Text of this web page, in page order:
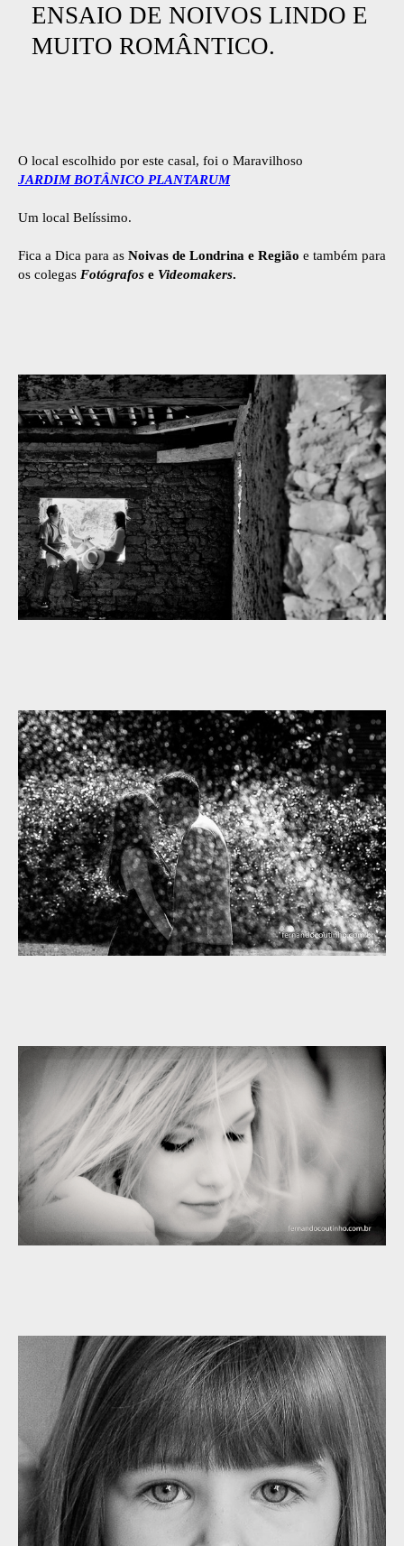
ENSAIO DE NOIVOS LINDO E
MUITO ROMÂNTICO.
O local escolhido por este casal, foi o Maravilhoso
JARDIM BOTÂNICO PLANTARUM
Um local Belíssimo.
Fica a Dica para as Noivas de Londrina e Região e também para
os colegas Fotógrafos e Videomakers.